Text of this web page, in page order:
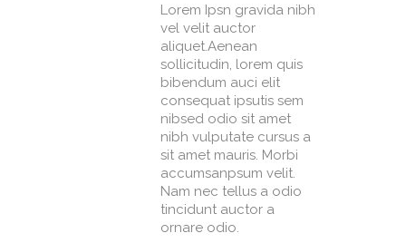
Lorem Ipsn gravida nibh
vel velit auctor
aliquet.Aenean
sollicitudin, lorem quis
bibendum auci elit
consequat ipsutis sem
nibsed odio sit amet
nibh vulputate cursus a
sit amet mauris. Morbi
accumsanpsum velit.
Nam nec tellus a odio
tincidunt auctor a
ornare odio.